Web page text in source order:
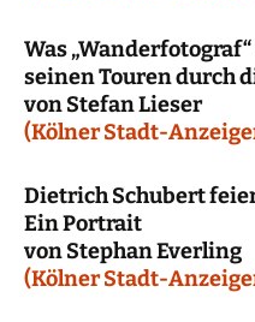
Was
seinen Touren durch
von Stefan Lieser
(Kölner Stadt-
Dietrich Schubert
Ein Portrait
von Stephan Everling
(Kölner Stadt-